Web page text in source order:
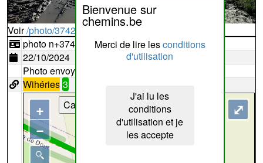
Bienvenue sur
chemins.be
Merci de lire lesconditions
d'utilisation
J'ai lu les
conditions
d'utilisation et je
les accepte
Voir/photo/374251?typ=d
photo n+374251
22/10/2024
Photo envoyée par
Wihéries 3
+
−
⤢
Cartes